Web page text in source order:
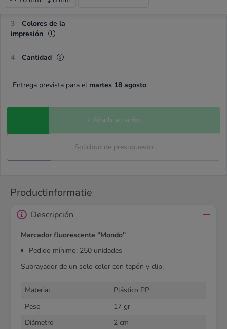
3
Colores de la
impresión
4 Cantidad
Entrega prevista para el martes 18 agosto
+ Añadir a carrito
Solicitud de presupuesto
Productinformatie
Descripción
Marcador fluorescente "Mondo"
Pedido mínimo: 250 unidades
Subrayador de un solo color con tapón y clip.
Material
Plástico PP
Peso
17 gr
Diámetro
2 cm